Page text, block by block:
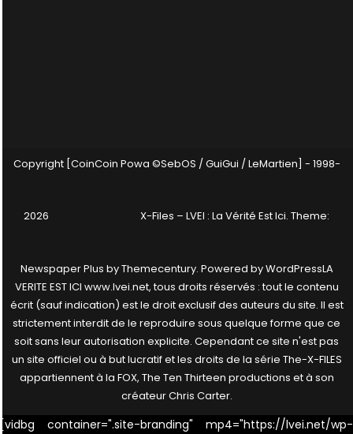
Copyright [CoinCoin Powa ©SebOS / GuiGui / LeMartien] - 1998-
2026 X-Files – LVEI : La Vérité Est Ici. Theme:
Newspaper Plus byThemecentury. Powered byWordPressLA
VERITE EST ICI www.lvei.net, tous droits réservés : tout le contenu
écrit (sauf indication) est le droit exclusif des auteurs du site. Il est
strictement interdit de le reproduire sous quelque forme que ce
soit sans leur autorisation explicite. Cependant ce site n'est pas
un site officiel ou à but lucratif et les droits de la série The-X-FILES
appartiennent à la FOX, The Ten Thirteen productions et à son
créateur Chris Carter.
[vidbg container=".site-branding" mp4="https://lvei.net/wp-